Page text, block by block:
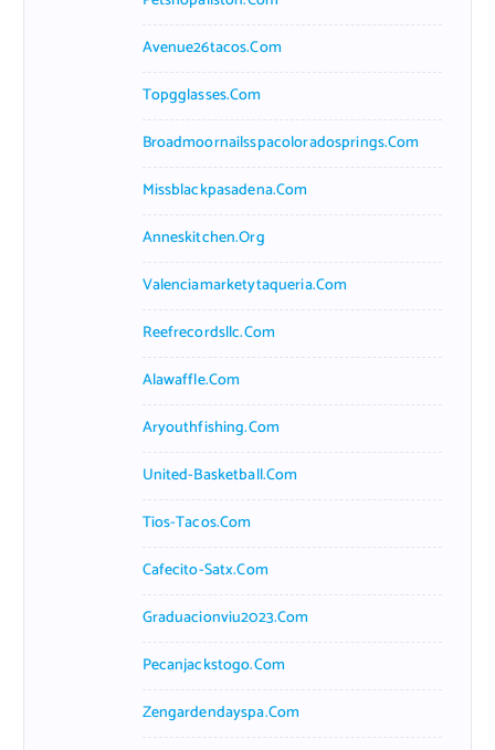
Avenue26tacos.com
Topgglasses.com
Broadmoornailsspacoloradosprings.com
Missblackpasadena.com
Anneskitchen.org
Valenciamarketytaqueria.com
Reefrecordsllc.com
Alawaffle.com
Aryouthfishing.com
United-Basketball.com
Tios-Tacos.com
Cafecito-Satx.com
Graduacionviu2023.com
Pecanjackstogo.com
Zengardendayspa.com